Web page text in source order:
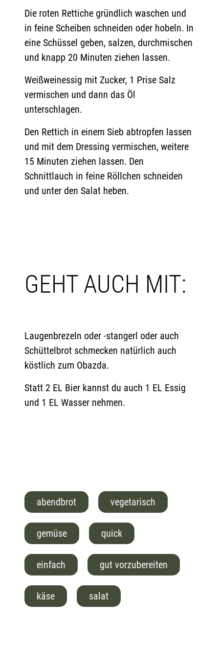
Die roten Rettiche gründlich waschen und
in feine Scheiben schneiden oder hobeln. In
eine Schüssel geben, salzen, durchmischen
und knapp 20 Minuten ziehen lassen.
Weißweinessig mit Zucker, 1 Prise Salz
vermischen und dann das Öl
unterschlagen.
Den Rettich in einem Sieb abtropfen lassen
und mit dem Dressing vermischen, weitere
15 Minuten ziehen lassen. Den
Schnittlauch in feine Röllchen schneiden
und unter den Salat heben.
GEHT AUCH MIT:
Laugenbrezeln oder -stangerl oder auch
Schüttelbrot schmecken natürlich auch
köstlich zum Obazda.
Statt 2 EL Bier kannst du auch 1 EL Essig
und 1 EL Wasser nehmen.
abendbrot vegetarisch
gemüse quick
einfach gut vorzubereiten
käse salat